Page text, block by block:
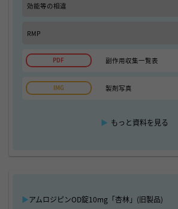
効能等の相違
RMP
副作用収集一覧表
製剤写真
▶ もっと資料を見る
▶アムロジピンOD錠10mg「杏林」(旧製品)